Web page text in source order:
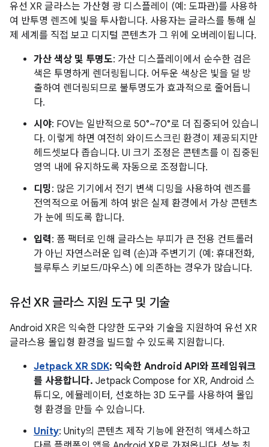
유선 XR 글라스는 가산형 광 디스플레이 (예: 도파관)를 사용하
여 반투명 렌즈에 빛을 투사합니다. 사용자는 글라스를 통해 실
제 세계를 직접 보고 디지털 콘텐츠가 그 위에 오버레이됩니다.
가산 색상 및 투명도: 가산 디스플레이에서 순수한 검은
색은 투명하게 렌더링됩니다. 어두운 색상은 빛을 덜 방
출하여 렌더링되므로 불투명도가 효과적으로 줄어듭니
다.
시야: FOV는 일반적으로 50°~70°로 더 집중되어 있습니
다. 이렇게 하면 여전히 와이드스크린 환경이 제공되지만
헤드셋보다 좁습니다. UI 크기 조정은 콘텐츠를 이 집중된
영역 내에 유지하도록 자동으로 조정합니다.
디밍: 많은 기기에서 전기 변색 디밍을 사용하여 렌즈를
전역적으로 어둡게 하여 밝은 실제 환경에서 가상 콘텐츠
가 눈에 띄도록 합니다.
입력: 폼 팩터로 인해 글라스는 부피가 큰 전용 컨트롤러
가 아닌 자연스러운 입력 (손)과 주변기기 (예: 휴대전화,
블루투스 키보드/마우스) 에 의존하는 경우가 많습니다.
유선 XR 글라스 지원 도구 및 기술
Android XR은 익숙한 다양한 도구와 기술을 지원하여 유선 XR
글라스용 몰입형 환경을 빌드할 수 있도록 지원합니다.
Jetpack XR SDK: 익숙한 Android API와 프레임워크
를 사용합니다. Jetpack Compose for XR, Android 스
튜디오, 에뮬레이터, 선호하는 3D 도구를 사용하여 몰입
형 환경을 만들 수 있습니다.
Unity: Unity의 콘텐츠 제작 기능에 완전히 액세스하고